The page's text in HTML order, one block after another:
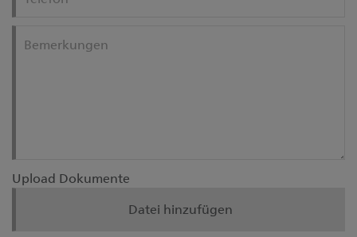
Bemerkungen
Upload Dokumente
Datei hinzufügen